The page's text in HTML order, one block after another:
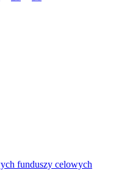
funduszy celowych